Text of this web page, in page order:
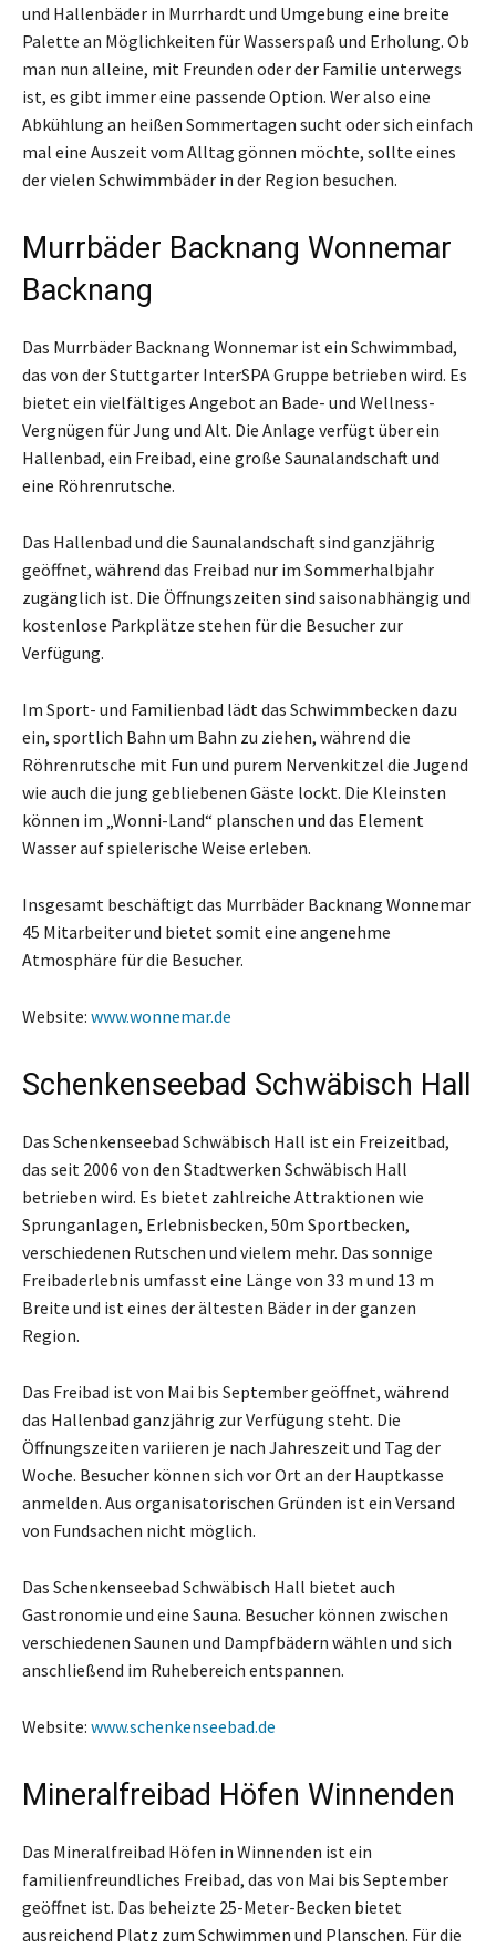
und Hallenbäder in Murrhardt und Umgebung eine breite
Palette an Möglichkeiten für Wasserspaß und Erholung. Ob
man nun alleine, mit Freunden oder der Familie unterwegs
ist, es gibt immer eine passende Option. Wer also eine
Abkühlung an heißen Sommertagen sucht oder sich einfach
mal eine Auszeit vom Alltag gönnen möchte, sollte eines
der vielen Schwimmbäder in der Region besuchen.
Murrbäder Backnang Wonnemar
Backnang
Das Murrbäder Backnang Wonnemar ist ein Schwimmbad,
das von der Stuttgarter InterSPA Gruppe betrieben wird. Es
bietet ein vielfältiges Angebot an Bade- und Wellness-
Vergnügen für Jung und Alt. Die Anlage verfügt über ein
Hallenbad, ein Freibad, eine große Saunalandschaft und
eine Röhrenrutsche.
Das Hallenbad und die Saunalandschaft sind ganzjährig
geöffnet, während das Freibad nur im Sommerhalbjahr
zugänglich ist. Die Öffnungszeiten sind saisonabhängig und
kostenlose Parkplätze stehen für die Besucher zur
Verfügung.
Im Sport- und Familienbad lädt das Schwimmbecken dazu
ein, sportlich Bahn um Bahn zu ziehen, während die
Röhrenrutsche mit Fun und purem Nervenkitzel die Jugend
wie auch die jung gebliebenen Gäste lockt. Die Kleinsten
können im „Wonni-Land“ planschen und das Element
Wasser auf spielerische Weise erleben.
Insgesamt beschäftigt das Murrbäder Backnang Wonnemar
45 Mitarbeiter und bietet somit eine angenehme
Atmosphäre für die Besucher.
Website: www.wonnemar.de
Schenkenseebad Schwäbisch Hall
Das Schenkenseebad Schwäbisch Hall ist ein Freizeitbad,
das seit 2006 von den Stadtwerken Schwäbisch Hall
betrieben wird. Es bietet zahlreiche Attraktionen wie
Sprunganlagen, Erlebnisbecken, 50m Sportbecken,
verschiedenen Rutschen und vielem mehr. Das sonnige
Freibaderlebnis umfasst eine Länge von 33 m und 13 m
Breite und ist eines der ältesten Bäder in der ganzen
Region.
Das Freibad ist von Mai bis September geöffnet, während
das Hallenbad ganzjährig zur Verfügung steht. Die
Öffnungszeiten variieren je nach Jahreszeit und Tag der
Woche. Besucher können sich vor Ort an der Hauptkasse
anmelden. Aus organisatorischen Gründen ist ein Versand
von Fundsachen nicht möglich.
Das Schenkenseebad Schwäbisch Hall bietet auch
Gastronomie und eine Sauna. Besucher können zwischen
verschiedenen Saunen und Dampfbädern wählen und sich
anschließend im Ruhebereich entspannen.
Website: www.schenkenseebad.de
Mineralfreibad Höfen Winnenden
Das Mineralfreibad Höfen in Winnenden ist ein
familienfreundliches Freibad, das von Mai bis September
geöffnet ist. Das beheizte 25-Meter-Becken bietet
ausreichend Platz zum Schwimmen und Planschen. Für die